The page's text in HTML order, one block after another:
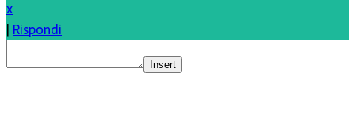
x
| Rispondi
Insert